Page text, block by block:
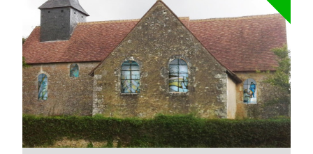
Le groupe Histoire locale de Savigné-l’Evêque réalise une
nouvelle publication historique sur le patrimoine de Savigné-
l'Evêque autour des fiefs et manoirs.